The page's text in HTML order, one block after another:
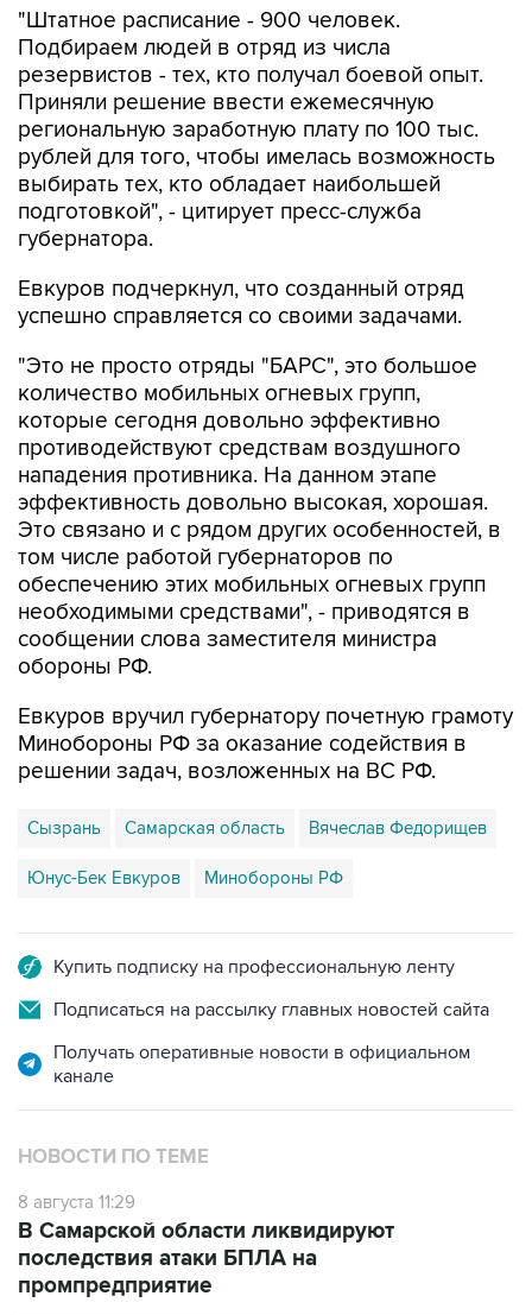
"Штатное расписание - 900 человек.
Подбираем людей в отряд из числа
резервистов - тех, кто получал боевой опыт.
Приняли решение ввести ежемесячную
региональную заработную плату по 100 тыс.
рублей для того, чтобы имелась возможность
выбирать тех, кто обладает наибольшей
подготовкой", - цитирует пресс-служба
губернатора.
Евкуров подчеркнул, что созданный отряд
успешно справляется со своими задачами.
"Это не просто отряды "БАРС", это большое
количество мобильных огневых групп,
которые сегодня довольно эффективно
противодействуют средствам воздушного
нападения противника. На данном этапе
эффективность довольно высокая, хорошая.
Это связано и с рядом других особенностей, в
том числе работой губернаторов по
обеспечению этих мобильных огневых групп
необходимыми средствами", - приводятся в
сообщении слова заместителя министра
обороны РФ.
Евкуров вручил губернатору почетную грамоту
Минобороны РФ за оказание содействия в
решении задач, возложенных на ВС РФ.
Сызрань Самарская область Вячеслав Федорищев
Юнус-Бек Евкуров Минобороны РФ
Купить подписку на профессиональную ленту
Подписаться на рассылку главных новостей сайта
Получать оперативные новости в официальном
канале
НОВОСТИ ПО ТЕМЕ
8 августа 11:29
В Самарской области ликвидируют
последствия атаки БПЛА на
промпредприятие